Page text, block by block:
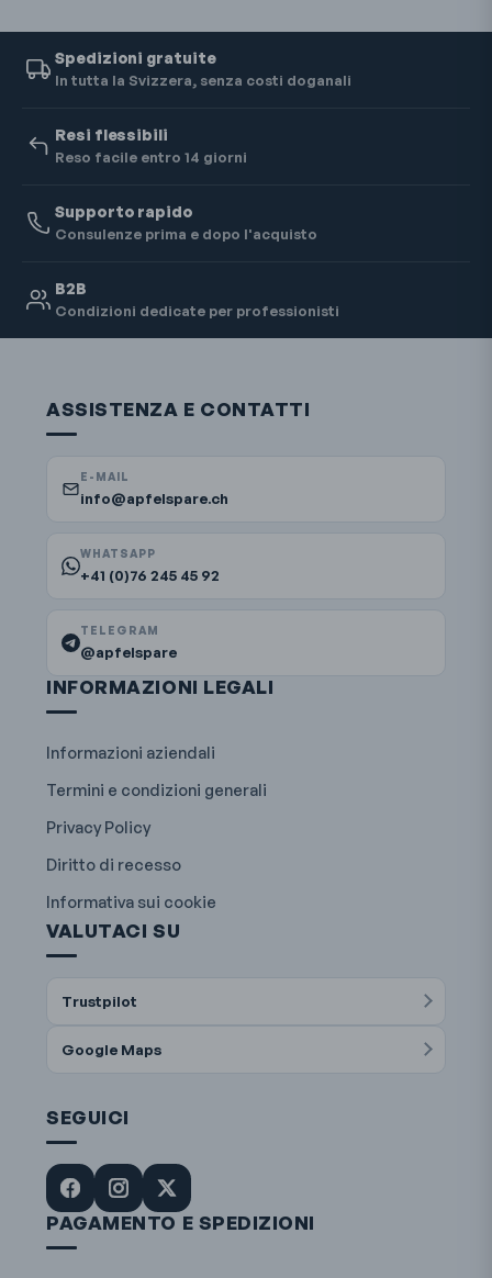
Spedizioni gratuite
In tutta la Svizzera, senza costi doganali
Resi flessibili
Reso facile entro 14 giorni
Supporto rapido
Consulenze prima e dopo l'acquisto
B2B
Condizioni dedicate per professionisti
ASSISTENZA E CONTATTI
E-MAIL
info@apfelspare.ch
WHATSAPP
+41 (0)76 245 45 92
TELEGRAM
@apfelspare
INFORMAZIONI LEGALI
Informazioni aziendali
Termini e condizioni generali
Privacy Policy
Diritto di recesso
Informativa sui cookie
VALUTACI SU
Trustpilot
Google Maps
SEGUICI
PAGAMENTO E SPEDIZIONI